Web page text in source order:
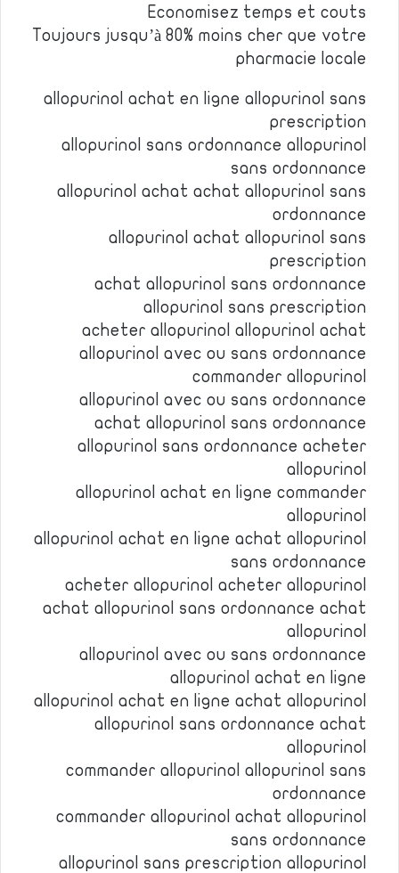
Economisez temps et couts
Toujours jusqu’à 80% moins cher que votre
pharmacie locale
allopurinol achat en ligne allopurinol sans
prescription
allopurinol sans ordonnance allopurinol
sans ordonnance
allopurinol achat achat allopurinol sans
ordonnance
allopurinol achat allopurinol sans
prescription
achat allopurinol sans ordonnance
allopurinol sans prescription
acheter allopurinol allopurinol achat
allopurinol avec ou sans ordonnance
commander allopurinol
allopurinol avec ou sans ordonnance
achat allopurinol sans ordonnance
allopurinol sans ordonnance acheter
allopurinol
allopurinol achat en ligne commander
allopurinol
allopurinol achat en ligne achat allopurinol
sans ordonnance
acheter allopurinol acheter allopurinol
achat allopurinol sans ordonnance achat
allopurinol
allopurinol avec ou sans ordonnance
allopurinol achat en ligne
allopurinol achat en ligne achat allopurinol
allopurinol sans ordonnance achat
allopurinol
commander allopurinol allopurinol sans
ordonnance
commander allopurinol achat allopurinol
sans ordonnance
allopurinol sans prescription allopurinol